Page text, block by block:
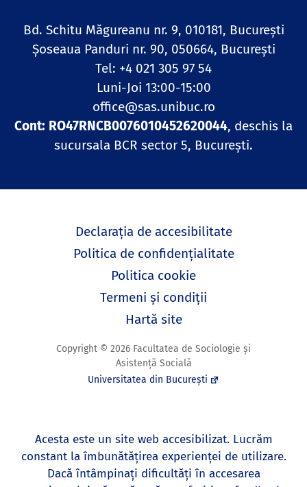
Bd. Schitu Măgureanu nr. 9, 010181, Bucureşti
Șoseaua Panduri nr. 90, 050664, București
Tel: +4 021 305 97 54
Luni-Joi 13:00-15:00
office@sas.unibuc.ro
Cont: RO47RNCB0076010452620044, deschis la
sucursala BCR sector 5, București.
Declarația de accesibilitate
Politica de confidențialitate
Politica cookie
Termeni și condiții
Hartă site
Copyright © 2026 Facultatea de Sociologie și
Asistență Socială
Universitatea din București
Acesta este un site web accesibilizat. Lucrăm
constant la îmbunătățirea experienței de utilizare.
Dacă întâmpinați dificultăți în accesarea